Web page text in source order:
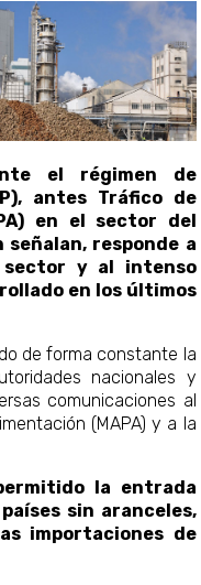
el régimen de
antes Tráfico de
en el sector del
señalan, responde a
sector y al intenso
en los últimos
de forma constante la
nacionales y
comunicaciones al
(MAPA) y a la
la entrada
sin aranceles,
importaciones de